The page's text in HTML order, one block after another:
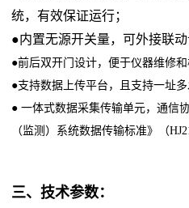
统，有效保证运行；
●内置无源开关量，可外接联动
●前后双开门设计，便于仪器维修和
●支持数据上传平台，且支持一址多
● 一体式数据采集传输单元，通信
（监测）系统数据传输标准》（
三、技术参数：